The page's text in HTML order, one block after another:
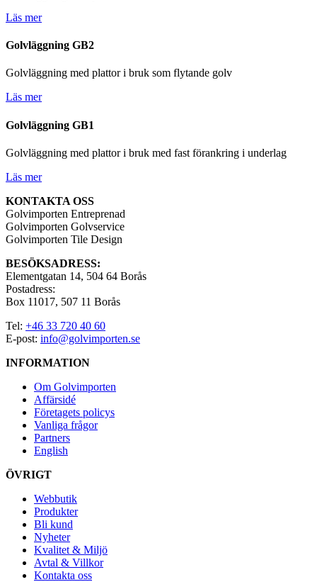
Läs mer
Golvläggning GB2
Golvläggning med plattor i bruk som flytande golv
Läs mer
Golvläggning GB1
Golvläggning med plattor i bruk med fast förankring i underlag
Läs mer
KONTAKTA OSS
Golvimporten Entreprenad
Golvimporten Golvservice
Golvimporten Tile Design
BESÖKSADRESS:
Elementgatan 14, 504 64 Borås
Postadress:
Box 11017, 507 11 Borås
Tel: +46 33 720 40 60
E-post: info@golvimporten.se
INFORMATION
Om Golvimporten
Affärsidé
Företagets policys
Vanliga frågor
Partners
English
ÖVRIGT
Webbutik
Produkter
Bli kund
Nyheter
Kvalitet & Miljö
Avtal & Villkor
Kontakta oss